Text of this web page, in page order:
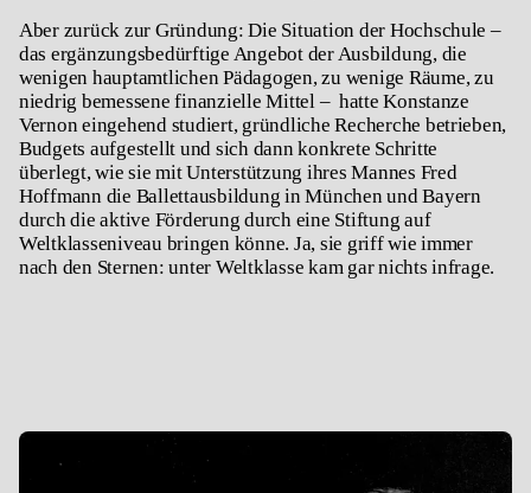
Aber zurück zur Gründung: Die Situation der Hochschule –
das ergänzungsbedürftige Angebot der Ausbildung, die
wenigen hauptamtlichen Pädagogen, zu wenige Räume, zu
niedrig bemessene finanzielle Mittel – hatte Konstanze
Vernon eingehend studiert, gründliche Recherche betrieben,
Budgets aufgestellt und sich dann konkrete Schritte
überlegt, wie sie mit Unterstützung ihres Mannes Fred
Hoffmann die Ballettausbildung in München und Bayern
durch die aktive Förderung durch eine Stiftung auf
Weltklasseniveau bringen könne. Ja, sie griff wie immer
nach den Sternen: unter Weltklasse kam gar nichts infrage.